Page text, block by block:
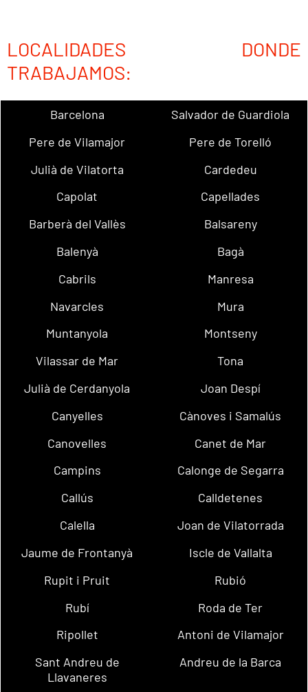
LOCALIDADES DONDE
TRABAJAMOS:
Barcelona
Salvador de Guardiola
Pere de Vilamajor
Pere de Torelló
Julià de Vilatorta
Cardedeu
Capolat
Capellades
Barberà del Vallès
Balsareny
Balenyà
Bagà
Cabrils
Manresa
Navarcles
Mura
Muntanyola
Montseny
Vilassar de Mar
Tona
Julià de Cerdanyola
Joan Despí
Canyelles
Cànoves i Samalús
Canovelles
Canet de Mar
Campins
Calonge de Segarra
Callús
Calldetenes
Calella
Joan de Vilatorrada
Jaume de Frontanyà
Iscle de Vallalta
Rupit i Pruit
Rubió
Rubí
Roda de Ter
Ripollet
Antoni de Vilamajor
Sant Andreu de
Llavaneres
Andreu de la Barca